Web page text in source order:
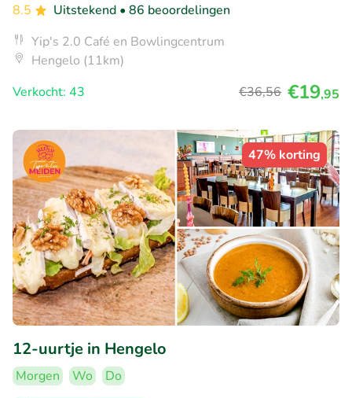
8.5 Uitstekend • 86 beoordelingen
Yip's 2.0 Café en Bowlingcentrum
Hengelo (11km)
Verkocht: 43
€36,56 €19,95
47% korting
12-uurtje in Hengelo
Morgen Wo
Do